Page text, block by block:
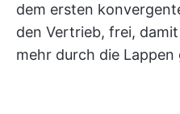
dem ersten
den Vertrieb, frei,
mehr durch die Lappen